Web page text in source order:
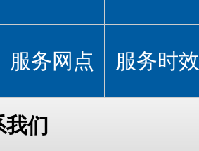
服务网点 服务时效
我们